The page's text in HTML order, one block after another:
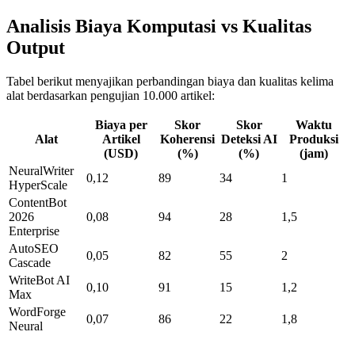
Analisis Biaya Komputasi vs Kualitas
Output
Tabel berikut menyajikan perbandingan biaya dan kualitas kelima
alat berdasarkan pengujian 10.000 artikel:
Alat
Biaya per
Artikel
(USD)
Skor
Koherensi
(%)
Skor
Deteksi AI
(%)
Waktu
Produksi
(jam)
NeuralWriter
HyperScale
0,12 89 34
1
ContentBot
2026
Enterprise
0,08 94 28 1,5
AutoSEO
Cascade
0,05 82 55
2
WriteBot AI
Max
0,10 91 15
1,2
WordForge
Neural
0,07 86 22 1,8